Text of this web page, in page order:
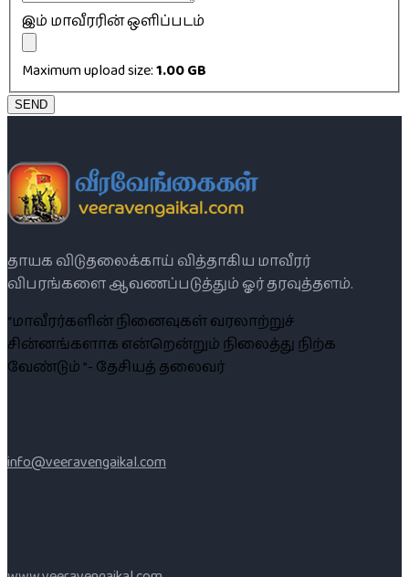
இம் மாவீரரின் ஒளிப்படம்
Maximum upload size:1.00 GB
SEND
தாயக விடுதலைக்காய் வித்தாகிய மாவீரர்
விபரங்களை ஆவணப்படுத்தும் ஓர் தரவுத்தளம்.
“மாவீரர்களின் நினைவுகள் வரலாற்றுச்
சின்னங்களாக என்றென்றும் நிலைத்து நிற்க
வேண்டும் ”- தேசியத் தலைவர்
info@veeravengaikal.com